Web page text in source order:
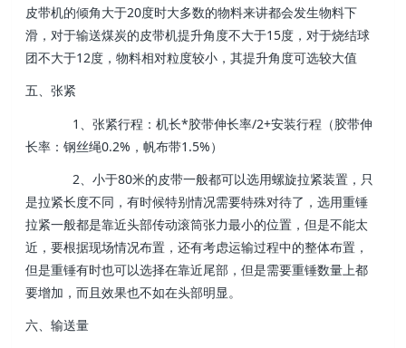
皮带机的倾角大于20度时大多数的物料来讲都会发生物料下
滑，对于输送煤炭的皮带机提升角度不大于15度，对于烧结球
团不大于12度，物料相对粒度较小，其提升角度可选较大值
五、张紧
1、张紧行程：机长*胶带伸长率/2+安装行程（胶带伸
长率：钢丝绳0.2%，帆布带1.5%）
2、小于80米的皮带一般都可以选用螺旋拉紧装置，只
是拉紧长度不同，有时候特别情况需要特殊对待了，选用重锤
拉紧一般都是靠近头部传动滚筒张力最小的位置，但是不能太
近，要根据现场情况布置，还有考虑运输过程中的整体布置，
但是重锤有时也可以选择在靠近尾部，但是需要重锤数量上都
要增加，而且效果也不如在头部明显。
六、输送量